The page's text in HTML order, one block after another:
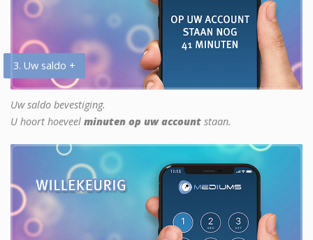
3. Uw saldo +
Uw saldo bevestiging.
U hoort hoeveel minuten op uw account staan.